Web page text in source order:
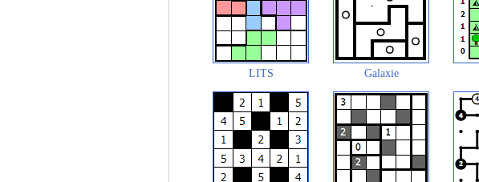
LITS Galaxie